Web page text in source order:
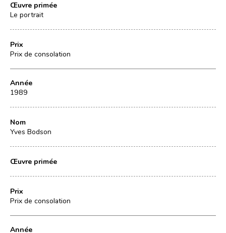
Œuvre primée
Le portrait
Prix
Prix de consolation
Année
1989
Nom
Yves Bodson
Œuvre primée
Prix
Prix de consolation
Année